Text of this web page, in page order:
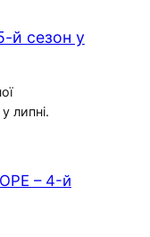
й сезон у
липні.